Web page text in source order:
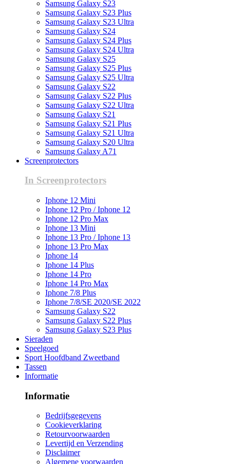
Samsung Galaxy S23
Samsung Galaxy S23 Plus
Samsung Galaxy S23 Ultra
Samsung Galaxy S24
Samsung Galaxy S24 Plus
Samsung Galaxy S24 Ultra
Samsung Galaxy S25
Samsung Galaxy S25 Plus
Samsung Galaxy S25 Ultra
Samsung Galaxy S22
Samsung Galaxy S22 Plus
Samsung Galaxy S22 Ultra
Samsung Galaxy S21
Samsung Galaxy S21 Plus
Samsung Galaxy S21 Ultra
Samsung Galaxy S20 Ultra
Samsung Galaxy A71
Screenprotectors
In Screenprotectors
Iphone 12 Mini
Iphone 12 Pro / Iphone 12
Iphone 12 Pro Max
Iphone 13 Mini
Iphone 13 Pro / Iphone 13
Iphone 13 Pro Max
Iphone 14
Iphone 14 Plus
Iphone 14 Pro
Iphone 14 Pro Max
Iphone 7/8 Plus
Iphone 7/8/SE 2020/SE 2022
Samsung Galaxy S22
Samsung Galaxy S22 Plus
Samsung Galaxy S23 Plus
Sieraden
Speelgoed
Sport Hoofdband Zweetband
Tassen
Informatie
Informatie
Bedrijfsgegevens
Cookieverklaring
Retourvoorwaarden
Levertijd en Verzending
Disclaimer
Algemene voorwaarden